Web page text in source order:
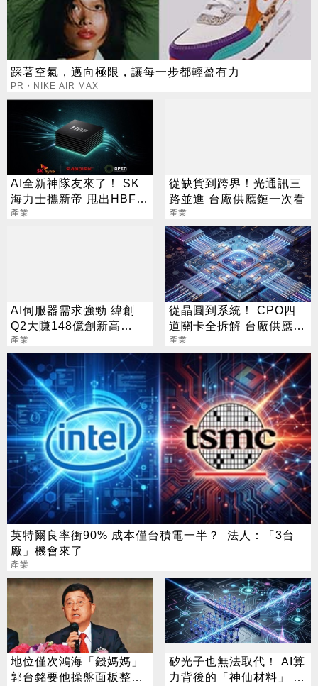
踩著空氣，邁向極限，讓每一步都輕盈有力
PR・NIKE AIR MAX
AI全新神隊友來了！ SK
海力士攜新帝 甩出HBF黑
科技
產業
從缺貨到跨界！光通訊三
路並進 台廠供應鏈一次看
產業
AI伺服器需求強勁 緯創
Q2大賺148億創新高
EPS 4.72元
產業
從晶圓到系統！ CPO四
道關卡全拆解 台廠供應鏈
陣容曝光
產業
英特爾良率衝90% 成本僅台積電一半？ 法人：「3台
廠」機會來了
產業
地位僅次鴻海「錢媽媽」
郭台銘要他操盤面板整併
矽光子也無法取代！ AI算
力背後的「神仙材料」 這